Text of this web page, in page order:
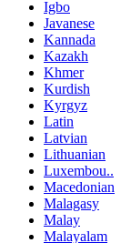
Igbo
Javanese
Kannada
Kazakh
Khmer
Kurdish
Kyrgyz
Latin
Latvian
Lithuanian
Luxembou..
Macedonian
Malagasy
Malay
Malayalam